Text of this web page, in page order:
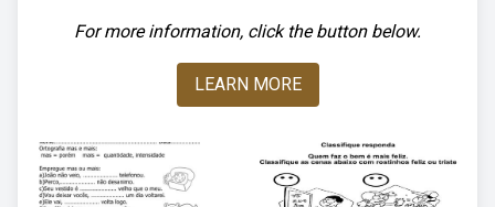
For more information, click the button below.
LEARN MORE